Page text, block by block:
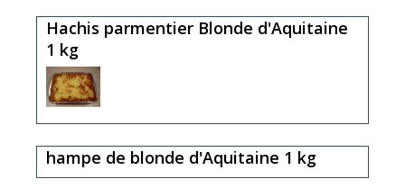
Hachis parmentier Blonde d'Aquitaine
1 kg
hampe de blonde d'Aquitaine 1 kg